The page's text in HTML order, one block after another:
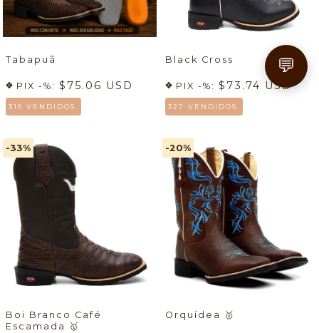
Tabapuã
PIX -%: $75.06 USD
319 VENDIDOS.
Black Cross
PIX -%: $73.74 USD
327 VENDIDOS.
-33%
Boi Branco Café
Escamada
🥇
-20%
Orquídea 🥇
💬